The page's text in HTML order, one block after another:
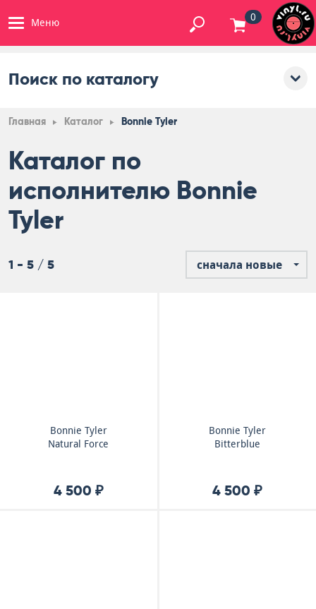
Меню 0
Поиск по каталогу
Главная Каталог Bonnie Tyler
Каталог по
исполнителю Bonnie
Tyler
1 - 5 / 5 сначала новые
Bonnie Tyler
Natural Force
4 500 ₽
Bonnie Tyler
Bitterblue
4 500 ₽